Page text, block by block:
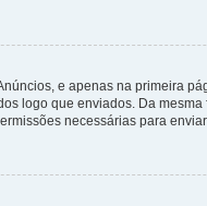
e apenas na primeira
logo que enviados. Da
necessárias para